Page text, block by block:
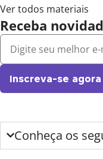
Ver todos materiais
Receba
Inscreva-se agora
Conheça os